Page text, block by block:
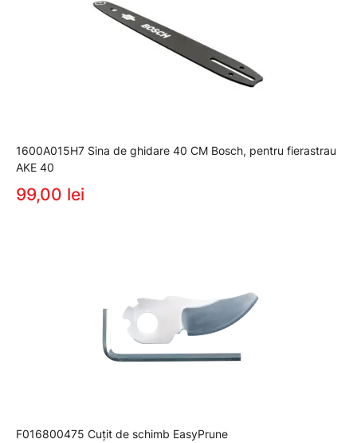
1600A015H7 Sina de ghidare 40 CM Bosch, pentru fierastrau
AKE 40
99,00 lei
F016800475 Cuţit de schimb EasyPrune